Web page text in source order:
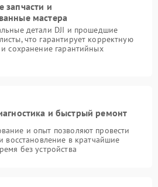
запчасти и
мастера
детали DJI и прошедшие
что гарантирует корректную
сохранение гарантийных
и быстрый ремонт
и опыт позволяют провести
восстановление в кратчайшие
без устройства